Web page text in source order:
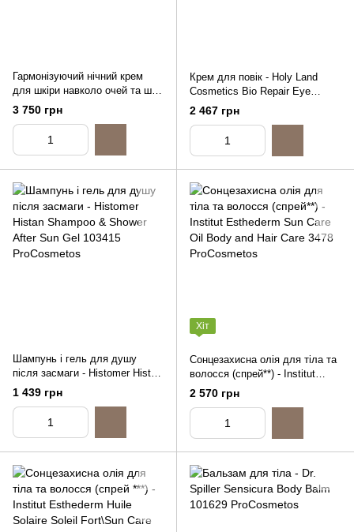
Гармонізуючий нічний крем
для шкіри навколо очей та шиї
- Christina Unstress Harmonizing
Night Cream For Eye And Neck,
3 750 грн
Крем для повік - Holy Land
Cosmetics Bio Repair Eye
Cream, 15ml
2 467 грн
Шампунь і гель для душу
після засмаги - Histomer Histan
Shampoo & Shower After Sun
1 439 грн
Хіт
Сонцезахисна олія для тіла та
волосся (спрей**) - Institut
Esthederm Sun Care Oil Body
and Hair Care, 150ml
2 570 грн